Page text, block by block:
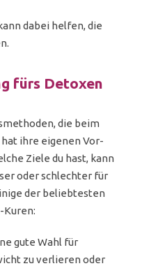
dabei helfen, die
fürs Detoxen
die beim
ihre eigenen Vor-
Ziele du hast, kann
oder schlechter für
der beliebtesten
gute Wahl für
zu verlieren oder